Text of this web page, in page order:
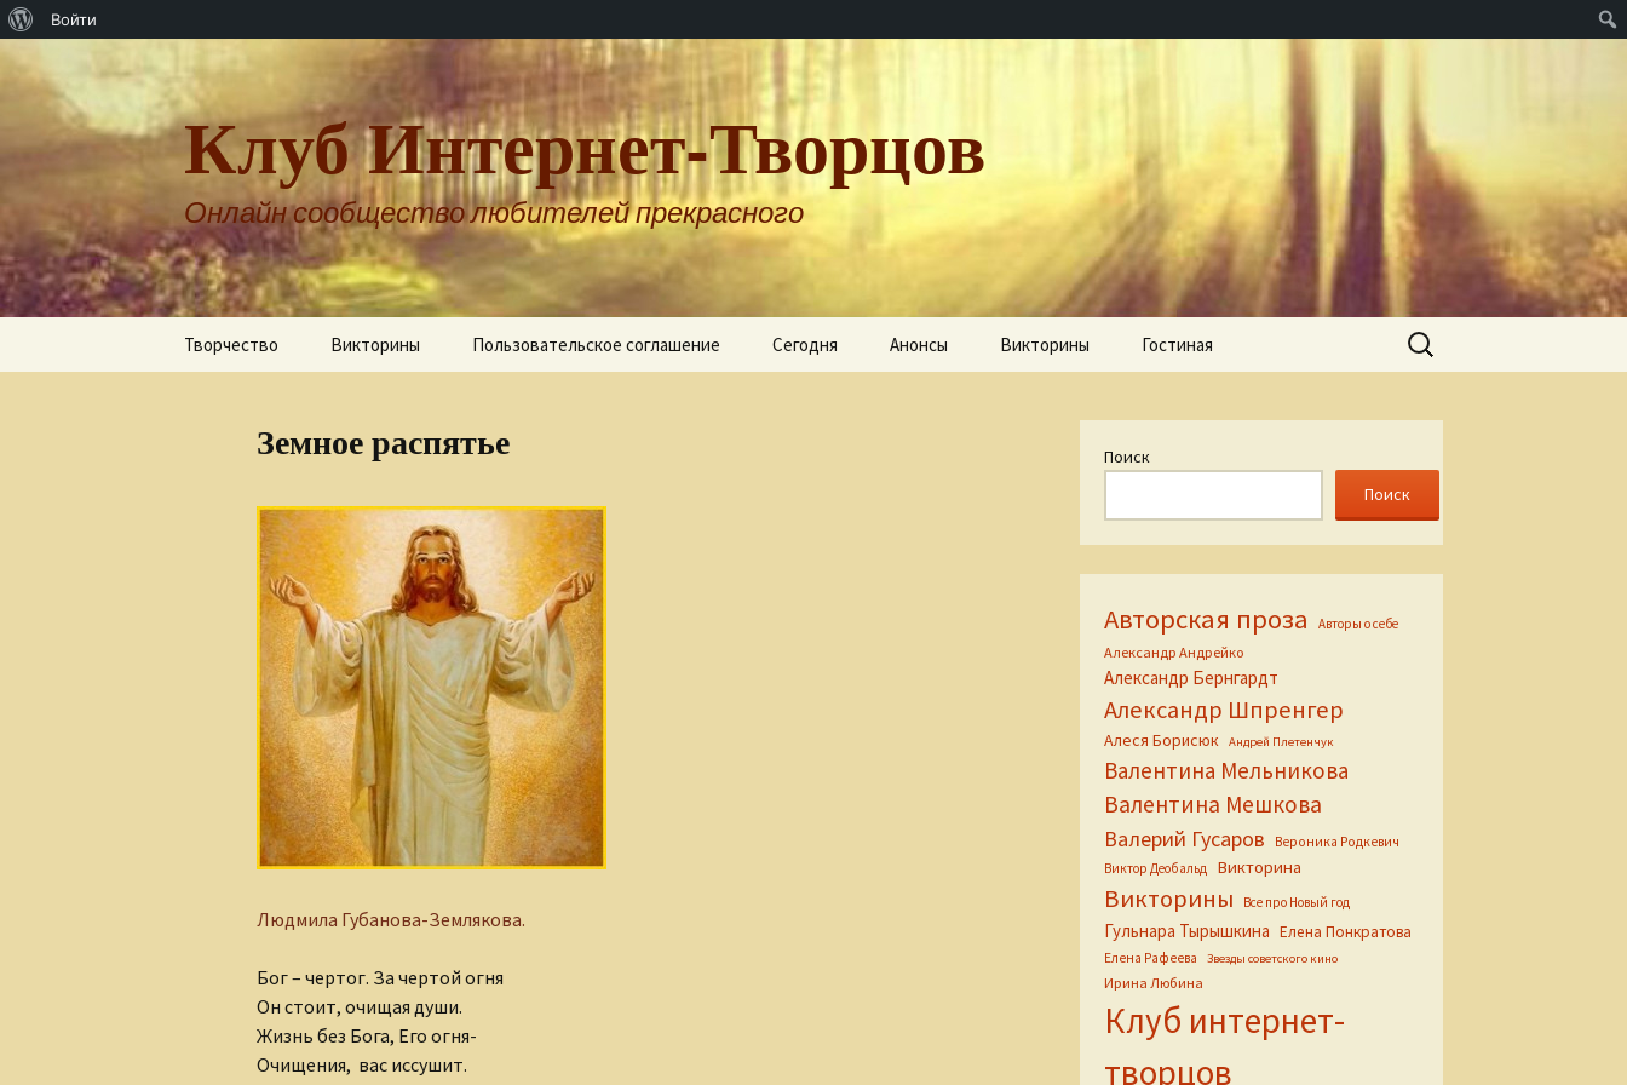
Войти
Клуб Интернет-Творцов
Онлайн сообщество любителей прекрасного
Творчество
Александр Бернгардт
Александр Шпренгер
Алеся Борисюк
Андрей Плетенчук
Валерий Гусаров
Валентина Мельникова
Валентина Мешкова
Вероника Родкевич
Елена Понкратова
Елена Рафеева
Викторины Пользовательское соглашение Сегодня Анонсы Викторины Гостиная
Найти:
Земное распятье
Людмила Губанова-Землякова.
Бог – чертог. За чертой огня
Он стоит, очищая души.
Жизнь без Бога, Его огня-
Очищения, вас иссушит.
Поиск
Поиск
Авторская проза Авторы о себе
Александр Андрейко
Александр Бернгардт
Александр Шпренгер
Алеся Борисюк Андрей Плетенчук
Валентина Мельникова
Валентина Мешкова
Валерий Гусаров
Вероника Родкевич
Виктор Деобальд
Викторина
Викторины Все про Новый год
Гульнара Тырышкина Елена Понкратова
Елена Рафеева Звезды советского кино
Ирина Любина
Клуб интернет-
творцов